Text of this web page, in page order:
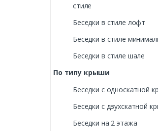
стиле
Беседки в стиле лофт
Беседки в стиле
Беседки в стиле шале
По типу крыши
Беседки с односкатной
Беседки с двухскатной
Беседки на 2 этажа